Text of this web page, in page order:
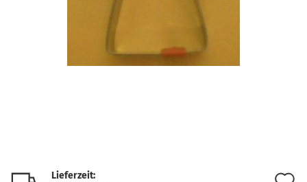
Lieferzeit: